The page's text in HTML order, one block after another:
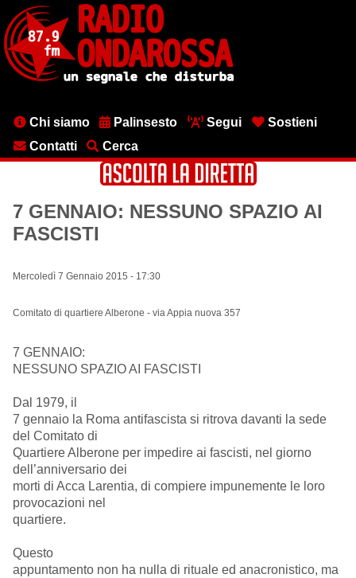
contenuto
principale
MenuChi siamo Palinsesto Segui
Sostieni
Contatti
Cerca
7 GENNAIO: NESSUNO SPAZIO AI
FASCISTI
Mercoledì 7 Gennaio 2015 - 17:30
Comitato di quartiere Alberone - via Appia nuova 357
7 GENNAIO:
NESSUNO SPAZIO AI FASCISTI
Dal 1979, il
7 gennaio la Roma antifascista si ritrova davanti la sede
del Comitato di
Quartiere Alberone per impedire ai fascisti, nel giorno
dell’anniversario dei
morti di Acca Larentia, di compiere impunemente le loro
provocazioni nel
quartiere.
Questo
appuntamento non ha nulla di rituale ed anacronistico, ma